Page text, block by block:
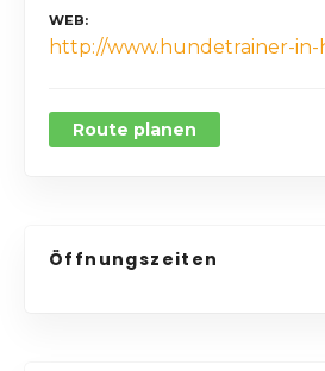
WEB
http://www.hundetrainer-in-
Route planen
Öffnungszeiten